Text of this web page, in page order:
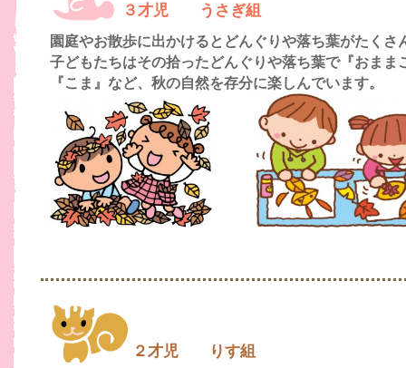
３才児 うさぎ組
園庭やお散歩に出かけるとどんぐりや落ち葉がたくさ
子どもたちはその拾ったどんぐりや落ち葉で『おまま
『こま』など、 秋の自然を存分に楽しんでいます。
２才児 りす組